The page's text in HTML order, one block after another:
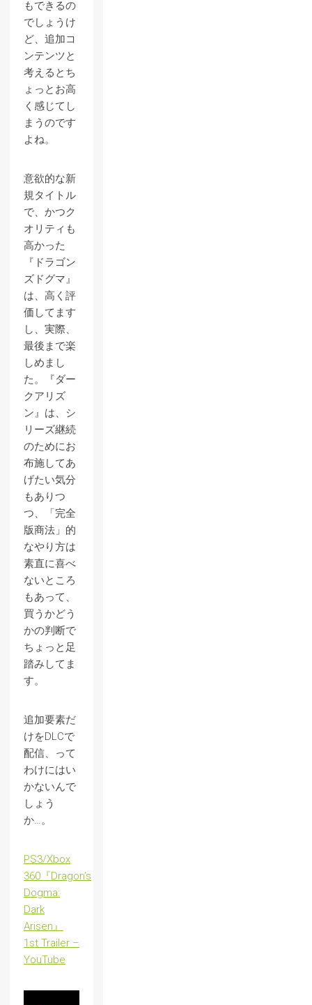
もできるの
でしょうけ
ど、追加コ
ンテンツと
考えるとち
ょっとお高
く感じてし
まうのです
よね。
意欲的な新
規タイトル
で、かつク
オリティも
高かった
『ドラゴン
ズドグマ』
は、高く評
価してます
し、実際、
最後まで楽
しめまし
た。『ダー
クアリズ
ン』は、シ
リーズ継続
のためにお
布施してあ
げたい気分
もありつ
つ、「完全
版商法」的
なやり方は
素直に喜べ
ないところ
もあって、
買うかどう
かの判断で
ちょっと足
踏みしてま
す。
追加要素だ
けをDLCで
配信、って
わけにはい
かないんで
しょう
か…。
PS3/Xbox
360『Dragon’s
Dogma:
Dark
Arisen』
1st Trailer –
YouTube